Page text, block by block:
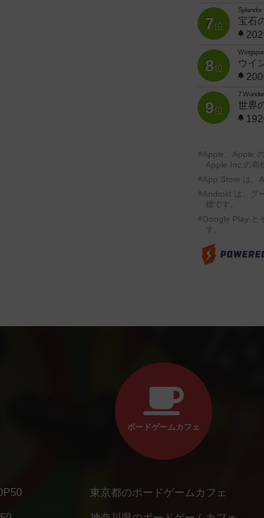
7位
Splendor
宝石
8位
ウイ
9位
7
世界
※Apple、Apple
Apple Inc.の商
※App Store は、
※Android は、グ
標です。
※Google Play と
す。
ボードゲームカフェ
東京都のボードゲームカフェ